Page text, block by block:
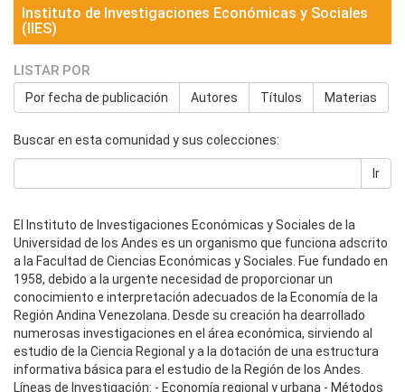
Instituto de Investigaciones Económicas y Sociales
(IIES)
LISTAR POR
Por fecha de publicación Autores Títulos Materias
Buscar en esta comunidad y sus colecciones:
Ir
El Instituto de Investigaciones Económicas y Sociales de la
Universidad de los Andes es un organismo que funciona adscrito
a la Facultad de Ciencias Económicas y Sociales. Fue fundado en
1958, debido a la urgente necesidad de proporcionar un
conocimiento e interpretación adecuados de la Economía de la
Región Andina Venezolana. Desde su creación ha dearrollado
numerosas investigaciones en el área económica, sirviendo al
estudio de la Ciencia Regional y a la dotación de una estructura
informativa básica para el estudio de la Región de los Andes.
Líneas de Investigación: - Economía regional y urbana - Métodos